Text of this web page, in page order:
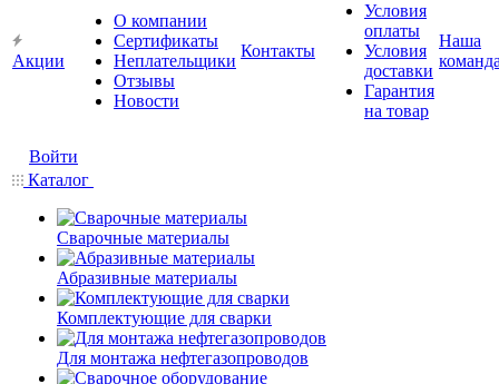
Акции
О компании
Сертификаты
Неплательщики
Отзывы
Новости
Контакты
Условия
оплаты
Условия
доставки
Гарантия
на товар
Наша
Войти
Каталог
Сварочные материалы
Абразивные материалы
Комплектующие для сварки
Для монтажа нефтегазопроводов